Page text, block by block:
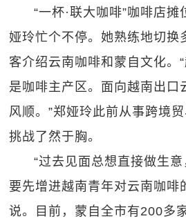
“一杯·联大咖啡”咖啡店
娅玲忙个不停。她熟练地切换
客介绍云南咖啡和蒙自文化。
是咖啡主产区。面向越南出口
风顺。”郑娅玲此前从事跨境
挑战了然于胸。
“过去见面总想直接做生
要先增进越南青年对云南咖啡
说。目前，蒙自全市有200多